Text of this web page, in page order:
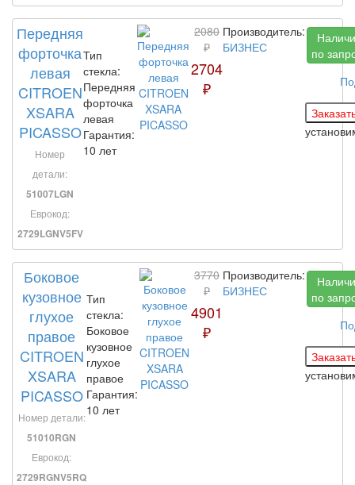
Передняя
форточка
левая
CITROEN
XSARA
PICASSO
Номер
детали:
51007LGN
Еврокод:
2729LGNV5FV
Тип
стекла:
Передняя
форточка
левая
Гарантия:
10 лет
2080
₽
2704
₽
Производитель:
БИЗНЕС
по
Боковое
кузовное
глухое
правое
CITROEN
XSARA
PICASSO
Номер детали:
51010RGN
Еврокод:
2729RGNV5RQ
Тип
стекла:
Боковое
кузовное
глухое
правое
Гарантия:
10 лет
3770
₽
4901
₽
Производитель:
БИЗНЕС
по